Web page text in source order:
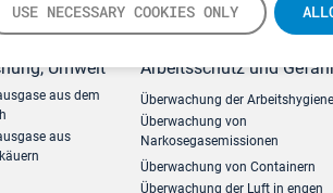
USE NECESSARY COOKIES ONLY
Umwelt
aus dem
aus
Arbeitsschutz und
Überwachung der Arbeitshygiene
Überwachung von
Narkosegasemissionen
Überwachung von Containern
Überwachung der Luft in engen